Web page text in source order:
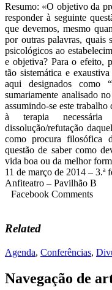
Resumo: «O objetivo da
responder à seguinte
que devemos, mesmo
por outras palavras, quais
psicológicos ao
e objetiva? Para o efeito,
tão sistemática e
aqui designados como
sumariamente analisado
assumindo-se este
à terapia necessária
dissolução/refutação
como procura filosófica
questão de saber como
vida boa ou da melhor
11 de março de 2014 – 3.ª
Anfiteatro – Pavilhão B
Facebook Comments
Related
Agenda, Conferências,
Navegação de